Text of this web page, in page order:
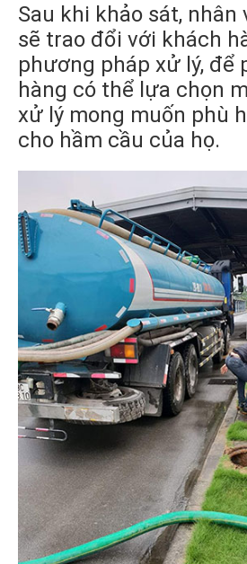
Sau khi khảo sát, nhân
sẽ trao đổi với khách
phương pháp xử lý, để
hàng có thể lựa chọn
xử lý mong muốn phù
cho hầm cầu của họ.